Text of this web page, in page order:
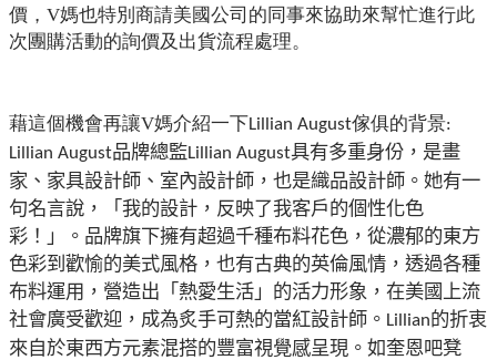
價，V媽也特別商請美國公司的同事來協助來幫忙進行此
次團購活動的詢價及出貨流程處理。
藉這個機會再讓V媽介紹一下Lillian August傢俱的背景:
Lillian August品牌總監Lillian August具有多重身份，是畫
家、家具設計師、室內設計師，也是織品設計師。她有一
句名言說，「我的設計，反映了我客戶的個性化色
彩！」。 品牌旗下擁有超過千種布料花色，從濃郁的東方
色彩到歡愉的美式風格，也有古典的英倫風情，透過各種
布料運用，營造出「熱愛生活」的活力形象，在美國上流
社會廣受歡迎，成為炙手可熱的當紅設計師。 Lillian的折衷
來自於東西方元素混搭的豐富視覺感呈現。如奎恩吧凳